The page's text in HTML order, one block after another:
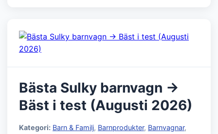
Bästa Sulky barnvagn →
Bäst i test (Augusti 2026)
Kategori: Barn & Familj, Barnprodukter, Barnvagnar,